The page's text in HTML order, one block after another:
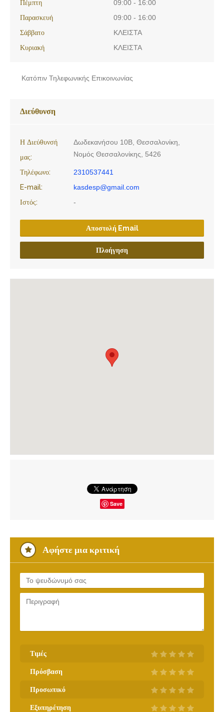
Πέμπτη
09:00 - 16:00
Παρασκευή
09:00 - 16:00
Σάββατο
ΚΛΕΙΣΤΑ
Κυριακή
ΚΛΕΙΣΤΑ
Κατόπιν Τηλεφωνικής Επικοινωνίας
Διεύθυνση
Η Διεύθυνσή
μας:
Δωδεκανήσου 10Β, Θεσσαλονίκη,
Νομός Θεσσαλονίκης, 5426
Τηλέφωνο:
2310537441
E-mail:
kasdesp@gmail.com
Ιστός:
-
Αποστολή Email
Πλοήγηση
Save
Αφήστε μια κριτική
Τιμές
Πρόσβαση
Προσωπικό
Εξυπηρέτηση